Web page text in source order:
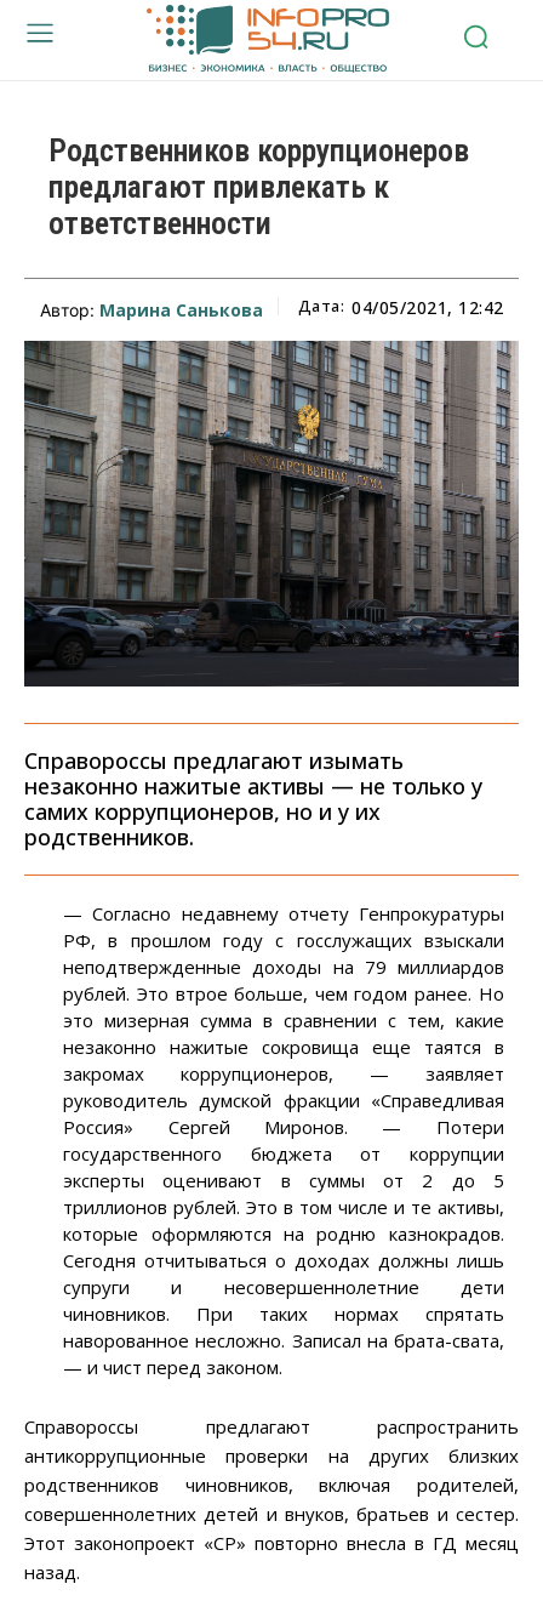
Родственников коррупционеров
предлагают привлекать к
ответственности
Автор: Марина Санькова Дата: 04/05/2021, 12:42
Справороссы предлагают изымать
незаконно нажитые активы — не только у
самих коррупционеров, но и у их
родственников.
— Согласно недавнему отчету Генпрокуратуры
РФ, в прошлом году с госслужащих взыскали
неподтвержденные доходы на 79 миллиардов
рублей. Это втрое больше, чем годом ранее. Но
это мизерная сумма в сравнении с тем, какие
незаконно нажитые сокровища еще таятся в
закромах коррупционеров, — заявляет
руководитель думской фракции «Справедливая
Россия» Сергей Миронов. — Потери
государственного бюджета от коррупции
эксперты оценивают в суммы от 2 до 5
триллионов рублей. Это в том числе и те активы,
которые оформляются на родню казнокрадов.
Сегодня отчитываться о доходах должны лишь
супруги и несовершеннолетние дети
чиновников. При таких нормах спрятать
наворованное несложно. Записал на брата-свата,
— и чист перед законом.
Справороссы предлагают распространить
антикоррупционные проверки на других близких
родственников чиновников, включая родителей,
совершеннолетних детей и внуков, братьев и сестер.
Этот законопроект «СР» повторно внесла в ГД месяц
назад.